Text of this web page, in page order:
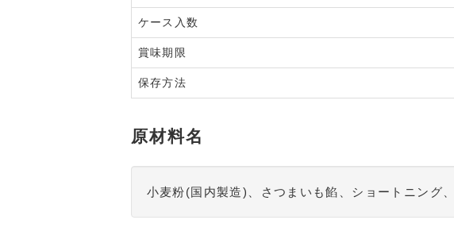
ケース入数
賞味期限
保存方法
原材料名
小麦粉(国内製造)、さつまいも餡、ショートニング